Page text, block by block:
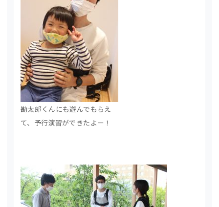
勘太郎くんにも遊んでもらえ
て、予行演習ができたよー！